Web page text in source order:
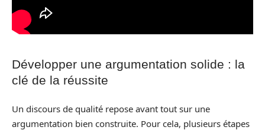
Développer une argumentation solide : la
clé de la réussite
Un discours de qualité repose avant tout sur une
argumentation bien construite. Pour cela, plusieurs étapes